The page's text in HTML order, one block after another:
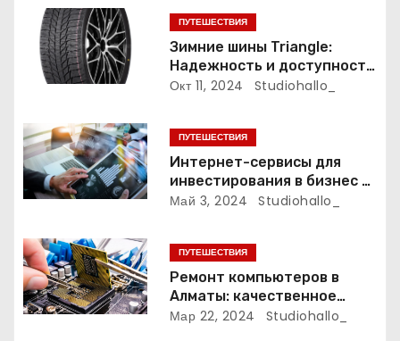
з
а
и
с
м
ПУТЕШЕСТВИЯ
Зимние шины Triangle:
Надежность и доступность
для зимних дорог
Окт 11, 2024 Studiohallo_
ПУТЕШЕСТВИЯ
Интернет-сервисы для
инвестирования в бизнес и
финансирования
Май 3, 2024 Studiohallo_
ПУТЕШЕСТВИЯ
Ремонт компьютеров в
Алматы: качественное
обслуживание и надежные
Мар 22, 2024 Studiohallo_